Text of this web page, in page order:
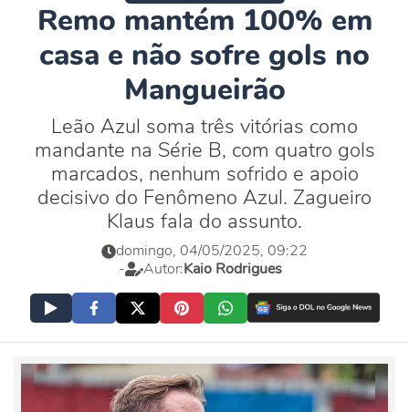
Remo mantém 100% em
casa e não sofre gols no
Mangueirão
Leão Azul soma três vitórias como
mandante na Série B, com quatro gols
marcados, nenhum sofrido e apoio
decisivo do Fenômeno Azul. Zagueiro
Klaus fala do assunto.
domingo, 04/05/2025, 09:22
-
Autor:Kaio Rodrigues